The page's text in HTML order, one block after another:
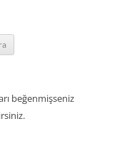
beğenmişseniz